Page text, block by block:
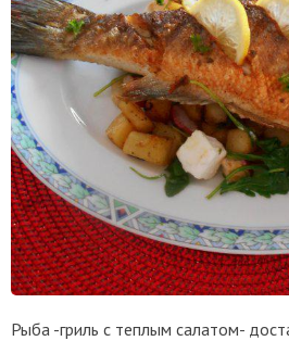
Рыба -гриль с теплым салатом-